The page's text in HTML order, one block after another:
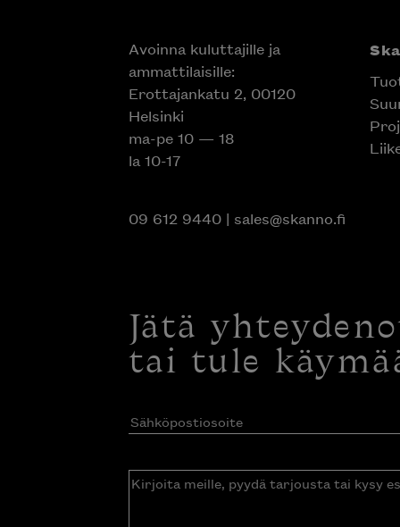
Avoinna kuluttajille ja
ammattilaisille:
Erottajankatu 2, 00120
Helsinki
ma-pe 10 — 18
la 10-17
09 612 9440| sales@skanno.fi
Jätä
tai tule
Sähköpostiosoite(Pakollinen)
Kirjoita